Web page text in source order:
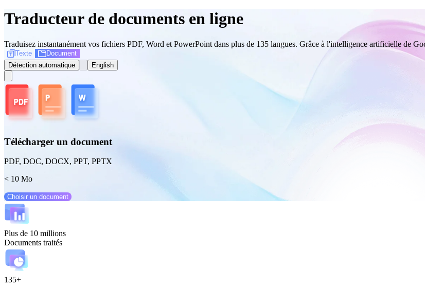
Traducteur de documents en ligne
Traduisez instantanément vos fichiers PDF, Word et PowerPoint dans plus de 135 langues. Grâce à l'intelligence artificielle de
Texte
Document
Détection automatique
English
Télécharger un document
PDF, DOC, DOCX, PPT, PPTX
< 10 Mo
Choisir un document
Plus de 10 millions
Documents traités
135+